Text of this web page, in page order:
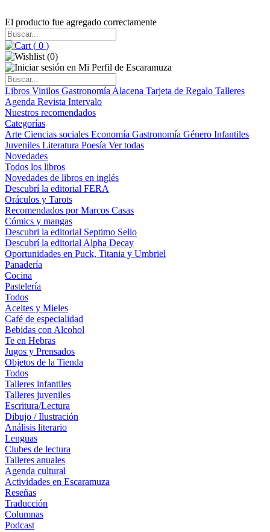
El producto fue agregado correctamente
( 0 )
(0)
Libros Vinilos Gastronomía Alacena Tarjeta de Regalo Talleres
Agenda Revista Intervalo
Nuestros recomendados
Categorías
Arte Ciencias sociales Economía Gastronomía Género Infantiles
Juveniles Literatura Poesía Ver todas
Novedades
Todos los libros
Novedades de libros en inglés
Descubrí la editorial FERA
Oráculos y Tarots
Recomendados por Marcos Casas
Cómics y mangas
Descubri la editorial Septimo Sello
Descubrí la editorial Alpha Decay
Oportunidades en Puck, Titania y Umbriel
Panadería
Cocina
Pastelería
Todos
Aceites y Mieles
Café de especialidad
Bebidas con Alcohol
Te en Hebras
Jugos y Prensados
Objetos de la Tienda
Todos
Talleres infantiles
Talleres juveniles
Escritura/Lectura
Dibujo / Ilustración
Análisis literario
Lenguas
Clubes de lectura
Talleres anuales
Agenda cultural
Actividades en Escaramuza
Reseñas
Traducción
Columnas
Podcast